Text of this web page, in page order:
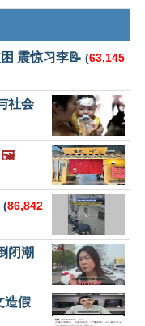
震惊习李📝 (63,145
社会
🖼️
(86,842
闭潮
造假